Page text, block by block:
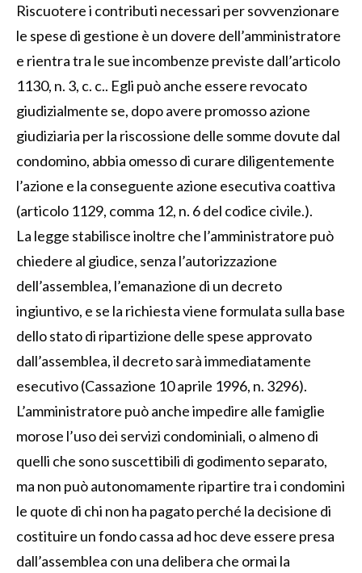
Riscuotere i contributi necessari per sovvenzionare
le spese di gestione è un dovere dell’amministratore
e rientra tra le sue incombenze previste dall’articolo
1130, n. 3, c. c.. Egli può anche essere revocato
giudizialmente se, dopo avere promosso azione
giudiziaria per la riscossione delle somme dovute dal
condomino, abbia omesso di curare diligentemente
l’azione e la conseguente azione esecutiva coattiva
(articolo 1129, comma 12, n. 6 del codice civile.).
La legge stabilisce inoltre che l’amministratore può
chiedere al giudice, senza l’autorizzazione
dell’assemblea, l’emanazione di un decreto
ingiuntivo, e se la richiesta viene formulata sulla base
dello stato di ripartizione delle spese approvato
dall’assemblea, il decreto sarà immediatamente
esecutivo (Cassazione 10 aprile 1996, n. 3296).
L’amministratore può anche impedire alle famiglie
morose l’uso dei servizi condominiali, o almeno di
quelli che sono suscettibili di godimento separato,
ma non può autonomamente ripartire tra i condomini
le quote di chi non ha pagato perché la decisione di
costituire un fondo cassa ad hoc deve essere presa
dall’assemblea con una delibera che ormai la